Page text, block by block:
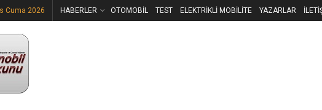
Cuma 2026 HABERLER OTOMOBİL TEST ELEKTRİKLİ MOBİLİTE YAZARLAR